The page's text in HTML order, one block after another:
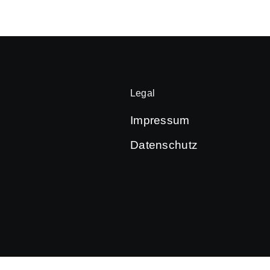
Legal
Impressum
Datenschutz